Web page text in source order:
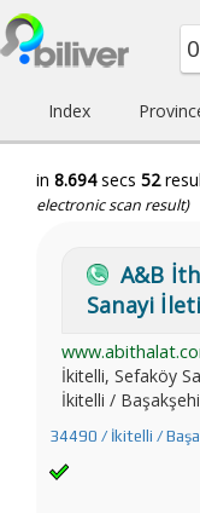
Index
in 8.694secs 52
electronic scan result)
A&B
Sanayi
İkitelli, Sefaköy
İkitelli /
34490 / İkitelli /